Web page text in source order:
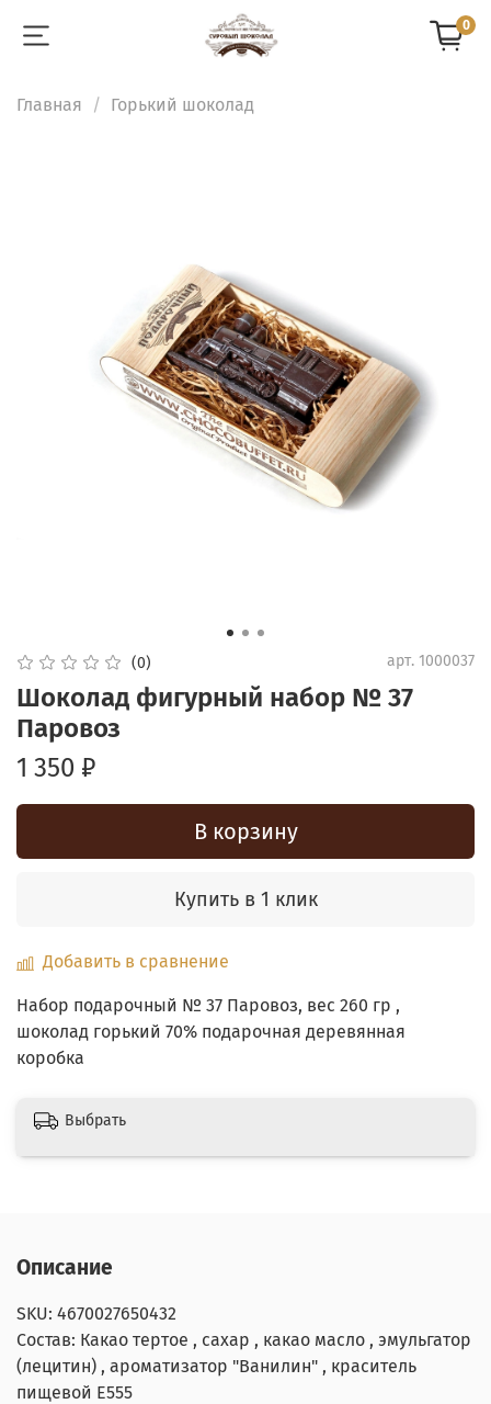
0
Главная Горький шоколад
(0) арт. 1000037
Шоколад фигурный набор № 37
Паровоз
1 350 ₽
В корзину
Купить в 1 клик
Добавить в сравнение
Набор подарочный № 37 Паровоз, вес 260 гр ,
шоколад горький 70% подарочная деревянная
коробка
Выбрать
Описание
SKU: 4670027650432
Состав: Какао тертое , сахар , какао масло , эмульгатор
(лецитин) , ароматизатор "Ванилин" , краситель
пищевой Е555